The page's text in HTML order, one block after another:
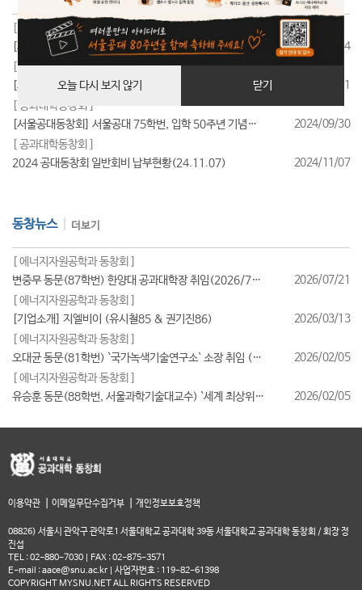
오늘 다시 보지 않기 닫기
[ 공과대학동창회 ]
[서울공대동창회] 서울공대 85학번, 입학 40주년 기념행사 성료
2025/07/24
[ 공과대학동창회 ]
[서울공대동창회] 서울공대 95학번, 입학 30주년 기념행사 성료
2025/07/11
[ 공과대학동창회 ]
[서울공대동창회] 서울공대 75학번, 입학 50주년 기념행사 성료
2024/09/30
[ 공과대학동창회 ]
2024 공대동창회 일반회비 납부현황(24.11.07)
2024/11/07
동창뉴스 더보기
[ 에너지자원공학과 동창회 ]
변중무 동문(87학번) 한양대 공과대학장 취임(2026/7/1일자)
2026/07/21
[ 에너지자원공학과 동창회 ]
[기업소개] 지엘비이 (유시철85 & 권기진86)
2026/03/13
[ 에너지자원공학과 동창회 ]
오대균 동문(81학번) `국가녹색기술연구소` 소장 취임 (2026/2월)
2026/02/05
[ 에너지자원공학과 동창회 ]
유승훈 동문(88학번, 서울과학기술대교수) `세계 최상위 연구자 2025` 등재
2026/02/05
이용약관 이메일무단수집거부 개인정보보호정책
08826) 서울시 관악구 관악로1 서울대학교 공과대학 39동 서울대학교 공과대학 동창회 / 회장 정
진섭
TEL : 02-880-7030 | FAX : 02-875-3571
E-mail : aace@snu.ac.kr | 사업자번호 : 119-82-61398
COPYRIGHT MYSNU.NET ALL RIGHTS RESERVED